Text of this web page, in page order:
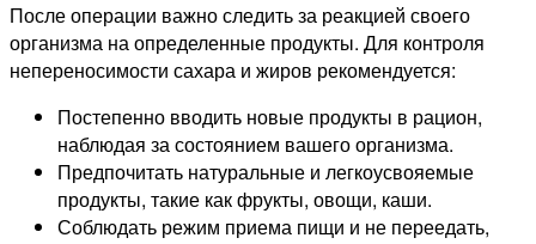
После операции важно следить за реакцией своего
организма на определенные продукты. Для контроля
непереносимости сахара и жиров рекомендуется:
Постепенно вводить новые продукты в рацион,
наблюдая за состоянием вашего организма.
Предпочитать натуральные и легкоусвояемые
продукты, такие как фрукты, овощи, каши.
Соблюдать режим приема пищи и не переедать,